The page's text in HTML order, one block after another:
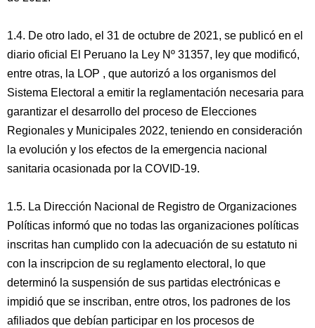
1.4. De otro lado, el 31 de octubre de 2021, se publicó en el
diario oficial El Peruano la Ley Nº 31357, ley que modificó,
entre otras, la LOP , que autorizó a los organismos del
Sistema Electoral a emitir la reglamentación necesaria para
garantizar el desarrollo del proceso de Elecciones
Regionales y Municipales 2022, teniendo en consideración
la evolución y los efectos de la emergencia nacional
sanitaria ocasionada por la COVID-19.
1.5. La Dirección Nacional de Registro de Organizaciones
Políticas informó que no todas las organizaciones políticas
inscritas han cumplido con la adecuación de su estatuto ni
con la inscripcion de su reglamento electoral, lo que
determinó la suspensión de sus partidas electrónicas e
impidió que se inscriban, entre otros, los padrones de los
afiliados que debían participar en los procesos de